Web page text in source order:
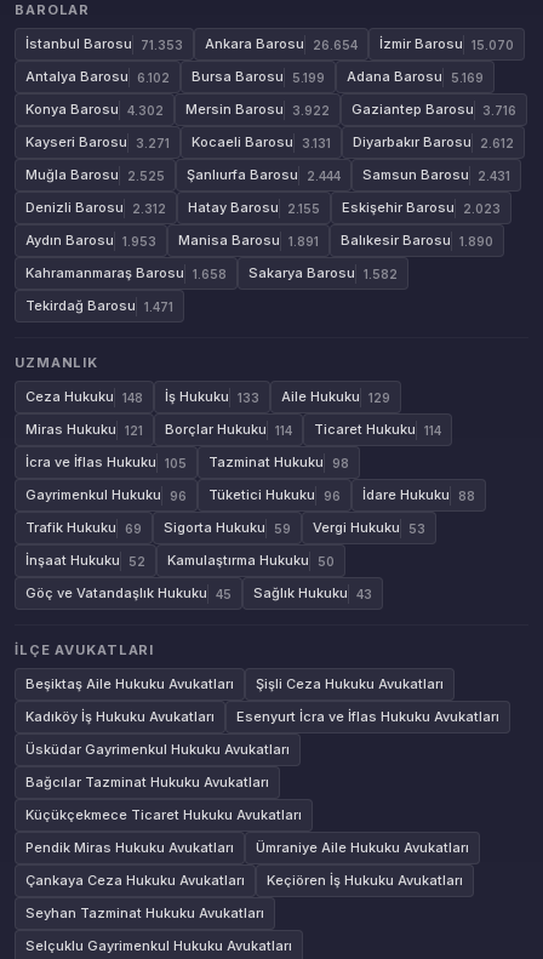
BAROLAR
İstanbul Barosu
71.353 Ankara Barosu 26.654 İzmir Barosu 15.070
Antalya Barosu 6.102 Bursa Barosu 5.199 Adana Barosu 5.169
Konya Barosu 4.302 Mersin Barosu 3.922 Gaziantep Barosu 3.716
Kayseri Barosu 3.271 Kocaeli Barosu 3.131 Diyarbakır Barosu 2.612
Muğla Barosu 2.525 Şanlıurfa Barosu 2.444 Samsun Barosu 2.431
Denizli Barosu 2.312 Hatay Barosu 2.155 Eskişehir Barosu 2.023
Aydın Barosu 1.953 Manisa Barosu 1.891 Balıkesir Barosu 1.890
Kahramanmaraş Barosu 1.658 Sakarya Barosu 1.582
Tekirdağ Barosu 1.471
UZMANLIK
Ceza Hukuku
148 İş Hukuku 133 Aile Hukuku 129
Miras Hukuku 121 Borçlar Hukuku 114 Ticaret Hukuku 114
İcra ve İflas Hukuku 105 Tazminat Hukuku 98
Gayrimenkul Hukuku 96 Tüketici Hukuku 96 İdare Hukuku 88
Trafik Hukuku 69 Sigorta Hukuku 59 Vergi Hukuku 53
İnşaat Hukuku 52 Kamulaştırma Hukuku 50
Göç ve Vatandaşlık Hukuku 45 Sağlık Hukuku 43
İLÇE AVUKATLARI
Beşiktaş Aile Hukuku Avukatları
Şişli Ceza Hukuku Avukatları
Kadıköy İş Hukuku Avukatları
Esenyurt İcra ve İflas Hukuku Avukatları
Üsküdar Gayrimenkul Hukuku Avukatları
Bağcılar Tazminat Hukuku Avukatları
Küçükçekmece Ticaret Hukuku Avukatları
Pendik Miras Hukuku Avukatları
Ümraniye Aile Hukuku Avukatları
Çankaya Ceza Hukuku Avukatları
Keçiören İş Hukuku Avukatları
Seyhan Tazminat Hukuku Avukatları
Selçuklu Gayrimenkul Hukuku Avukatları